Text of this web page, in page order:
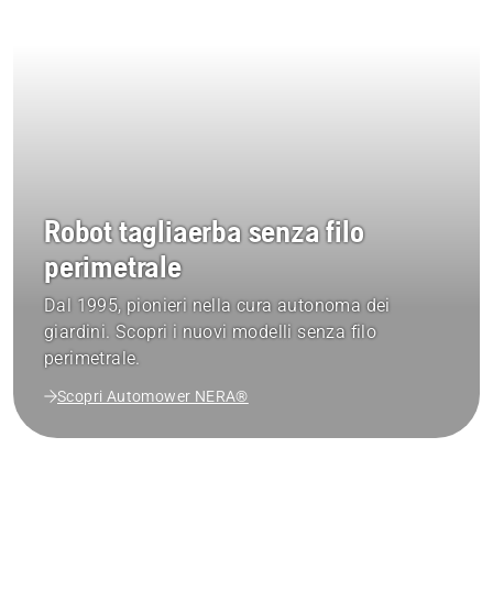
Robot tagliaerba senza filo
perimetrale
Dal 1995, pionieri nella cura autonoma dei
giardini. Scopri i nuovi modelli senza filo
perimetrale.
Scopri Automower NERA®